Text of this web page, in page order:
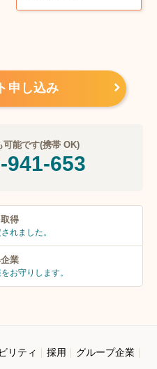
申し込み
可能です(携帯 OK)
941-653
得
れました。
業
お守りします。
リティ 採用
グループ企業